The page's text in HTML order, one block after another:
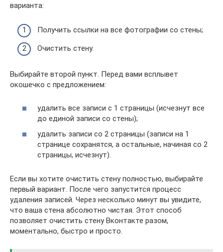
варианта:
Получить ссылки на все фотографии со стены;
Очистить стену.
Выбирайте второй пункт. Перед вами всплывет
окошечко с предложением:
удалить все записи с 1 страницы (исчезнут все
до единой записи со стены);
удалить записи со 2 страницы (записи на 1
странице сохранятся, а остальные, начиная со 2
страницы, исчезнут).
Если вы хотите очистить стену полностью, выбирайте
первый вариант. После чего запустится процесс
удаления записей. Через несколько минут вы увидите,
что ваша стена абсолютно чистая. Этот способ
позволяет очистить стену Вконтакте разом,
моментально, быстро и просто.